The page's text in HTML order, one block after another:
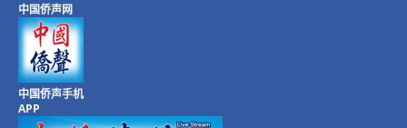
中国侨声网
中国侨声手机
APP